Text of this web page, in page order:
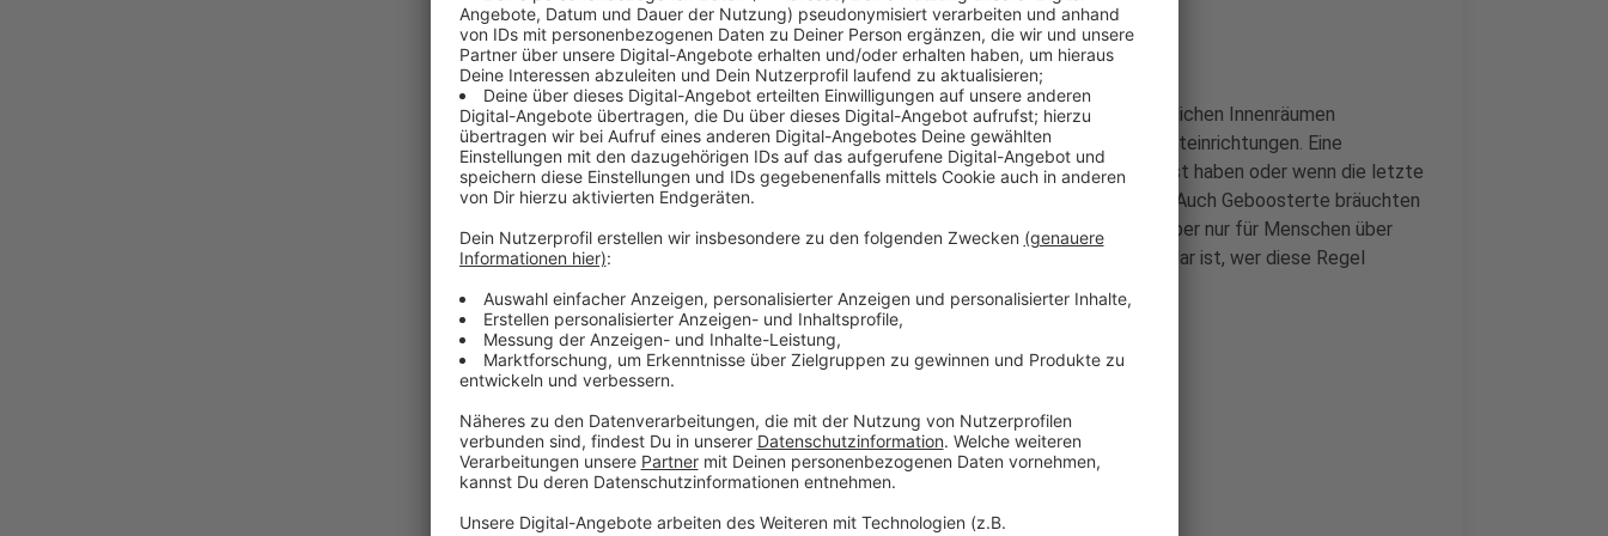
Anzeige
Außerdem kann die Landesregierung eine Maskenpflicht in öffentlichen Innenräumen
vorschreiben - also zum Beispiel in Bars, Kinos und anderen Freizeiteinrichtungen. Eine
Ausnahme soll es nur geben, wenn Menschen einen negativen Test haben oder wenn die letzte
Impfung oder Genesung nicht länger als drei Monate zurückliegt. Auch Geboosterte bräuchten
demnach eine erneute Impfung. Eine vierte Impfung wird bisher aber nur für Menschen über
sechzig und für medizinisches Personal empfohlen. Ebenfalls unklar ist, wer diese Regel
kontrollieren soll.
Anzeige
Zuspruch und Kritik für neues Corona-Schutzkonzept
Sieben-Tage-Inzidenz sinkt auf 451,3